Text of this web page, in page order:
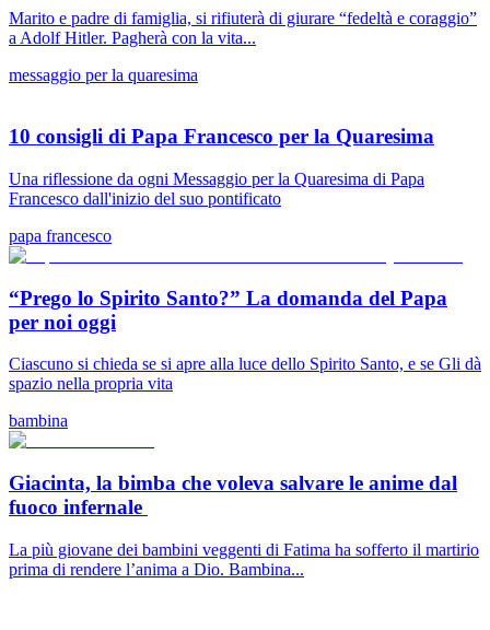
Marito e padre di famiglia, si rifiuterà di giurare “fedeltà e coraggio”
a Adolf Hitler. Pagherà con la vita...
messaggio per la quaresima
10 consigli di Papa Francesco per la Quaresima
Una riflessione da ogni Messaggio per la Quaresima di Papa
Francesco dall'inizio del suo pontificato
papa francesco
“Prego lo Spirito Santo?” La domanda del Papa
per noi oggi
Ciascuno si chieda se si apre alla luce dello Spirito Santo, e se Gli dà
spazio nella propria vita
bambina
Giacinta, la bimba che voleva salvare le anime dal
fuoco infernale
La più giovane dei bambini veggenti di Fatima ha sofferto il martirio
prima di rendere l’anima a Dio. Bambina...